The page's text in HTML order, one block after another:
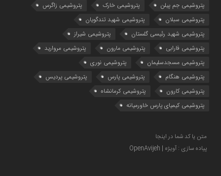
پتروشیمی جم پیلن
پتروشیمی خارک
پتروشیمی زاگرس
پتروشیمی سبلان
پتروشیمی شهید تندگویان
پتروشیمی شهید رئیسی گلستان
پتروشیمی شیراز
پتروشیمی فارابی
پتروشیمی مارون
پتروشیمی مروارید
پتروشیمی مسجدسلیمان
پتروشیمی نوری
پتروشیمی هنگام
پتروشیمی پارس
پتروشیمی پردیس
پتروشیمی کارون
پتروشیمی کرمانشاه
پتروشیمی کیمیای پارس خاورمیانه
متن یا کد شما در اینجا
پیاده سازی : آویژه | OpenAvijeh